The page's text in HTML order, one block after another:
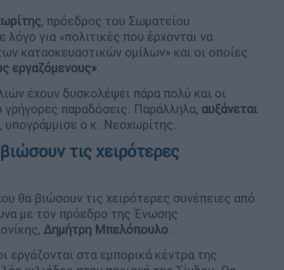
, πρόεδρος του Σωματείου
για «πολιτικές που έρχονται να
κατασκευαστικών ομίλων» και οι οποίες
εργαζόμενους».
έχουν δυσκολέψει πάρα πολύ και οι
γρήγορες παραδόσεις. Παράλληλα, αυξάνεται
υπογράμμισε ο κ. Νεοχωρίτης.
τις χειρότερες
θα βιώσουν τις χειρότερες συνέπειες από
με τον πρόεδρο της Ένωσης
Δημήτρη Μπελόπουλο.
στα εμπορικά κέντρα της